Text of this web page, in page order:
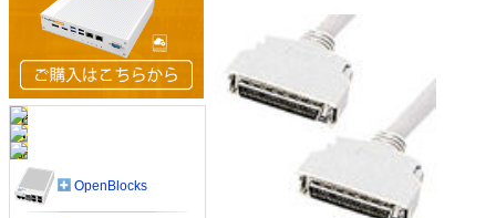
OpenBlocks